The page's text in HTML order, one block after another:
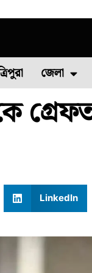
মাছ চাষ পোল্ট্রি
জেলা
উত্তর ২৪
LinkedIn